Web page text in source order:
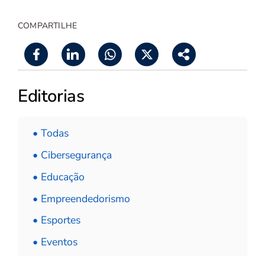
COMPARTILHE
Editorias
• Todas
• Cibersegurança
• Educação
• Empreendedorismo
• Esportes
• Eventos